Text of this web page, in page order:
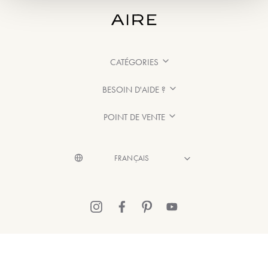
CATÉGORIES
BESOIN D'AIDE ?
POINT DE VENTE